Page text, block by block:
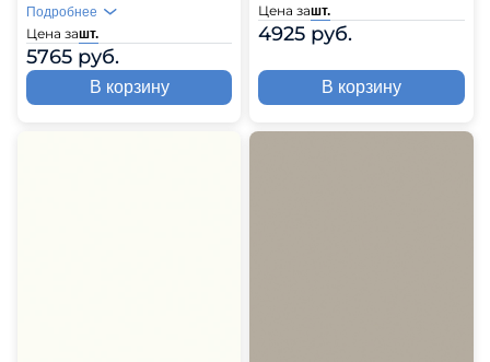
Цена зашт.
5765 руб.
Подробнее
В корзину
Цена зашт.
4925 руб.
В корзину